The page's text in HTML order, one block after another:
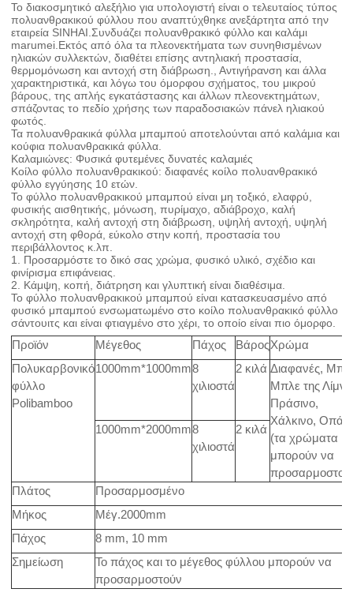
Το διακοσμητικό αλεξήλιο για υπολογιστή είναι ο τελευταίος τύπος
πολυανθρακικού φύλλου που αναπτύχθηκε ανεξάρτητα από την
εταιρεία SINHAI.Συνδυάζει πολυανθρακικό φύλλο και καλάμι
marumei.Εκτός από όλα τα πλεονεκτήματα των συνηθισμένων
ηλιακών συλλεκτών, διαθέτει επίσης αντηλιακή προστασία,
θερμομόνωση και αντοχή στη διάβρωση., Αντιγήρανση και άλλα
χαρακτηριστικά, και λόγω του όμορφου σχήματος, του μικρού
βάρους, της απλής εγκατάστασης και άλλων πλεονεκτημάτων,
σπάζοντας το πεδίο χρήσης των παραδοσιακών πάνελ ηλιακού
φωτός.
Τα πολυανθρακικά φύλλα μπαμπού αποτελούνται από καλάμια και
κούφια πολυανθρακικά φύλλα.
Καλαμιώνες: Φυσικά φυτεμένες δυνατές καλαμιές
Κοίλο φύλλο πολυανθρακικού: διαφανές κοίλο πολυανθρακικό
φύλλο εγγύησης 10 ετών.
Το φύλλο πολυανθρακικού μπαμπού είναι μη τοξικό, ελαφρύ,
φυσικής αισθητικής, μόνωση, πυρίμαχο, αδιάβροχο, καλή
σκληρότητα, καλή αντοχή στη διάβρωση, υψηλή αντοχή, υψηλή
αντοχή στη φθορά, εύκολο στην κοπή, προστασία του
περιβάλλοντος κ.λπ.
1. Προσαρμόστε το δικό σας χρώμα, φυσικό υλικό, σχέδιο και
φινίρισμα επιφάνειας.
2. Κάμψη, κοπή, διάτρηση και γλυπτική είναι διαθέσιμα.
Το φύλλο πολυανθρακικού μπαμπού είναι κατασκευασμένο από
φυσικό μπαμπού ενσωματωμένο στο κοίλο πολυανθρακικό φύλλο
σάντουιτς και είναι φτιαγμένο στο χέρι, το οποίο είναι πιο όμορφο.
Προϊόν Μέγεθος Πάχος ΒάροςΧρώμα
Πολυκαρβονικό
φύλλο
Polibamboo
1000mm*1000mm8
χιλιοστά
2 κιλά Διαφανές,
Μπλε της
Πράσινο,
Χάλκινο,
(τα χρώματα
μπορούν να
1000mm*2000mm8
χιλιοστά
2 κιλά
Πλάτος
Προσαρμοσμένο
Μήκος
Μέγ.2000mm
Πάχος
8 mm, 10 mm
Σημείωση
Το πάχος και το μέγεθος φύλλου μπορούν να
προσαρμοστούν